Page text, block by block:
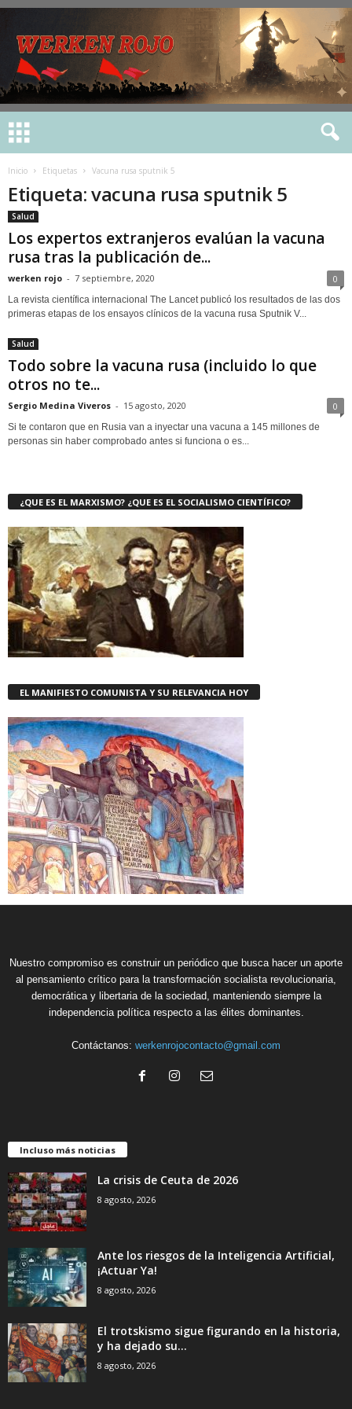
Inicio Etiquetas Vacuna rusa sputnik 5
Etiqueta: vacuna rusa sputnik 5
Salud
Los expertos extranjeros evalúan la vacuna
rusa tras la publicación de...
werken rojo - 7 septiembre, 2020 0
La revista científica internacional The Lancet publicó los resultados de las dos
primeras etapas de los ensayos clínicos de la vacuna rusa Sputnik V...
Salud
Todo sobre la vacuna rusa (incluido lo que
otros no te...
Sergio Medina Viveros - 15 agosto, 2020 0
Si te contaron que en Rusia van a inyectar una vacuna a 145 millones de
personas sin haber comprobado antes si funciona o es...
¿QUE ES EL MARXISMO? ¿QUE ES EL SOCIALISMO CIENTÍFICO?
EL MANIFIESTO COMUNISTA Y SU RELEVANCIA HOY
Nuestro compromiso es construir un periódico que busca hacer un aporte
al pensamiento crítico para la transformación socialista revolucionaria,
democrática y libertaria de la sociedad, manteniendo siempre la
independencia política respecto a las élites dominantes.
Contáctanos: werkenrojocontacto@gmail.com
Incluso más noticias
La crisis de Ceuta de 2026
8 agosto, 2026
Ante los riesgos de la Inteligencia Artificial,
¡Actuar Ya!
8 agosto, 2026
El trotskismo sigue figurando en la historia,
y ha dejado su...
8 agosto, 2026